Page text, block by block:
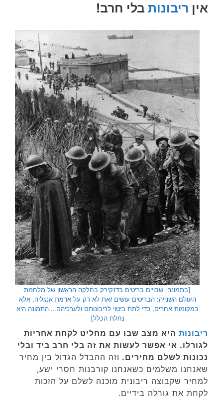
אין ריבונות בלי חרב!
[בתמונה: שבויים בריטים בדנקירק בחלקה הראשון של מלחמת
העולם השנייה: הבריטים עושים זאת לא רק על אדמת אנגליה, אלא
במקומות אחרים, כדי לתת ביטוי לריבונותם ולערכיהם… התמונה היא
נחלת הכלל]
ריבונות היא מצב שבו עם מחליט לקחת אחריות
לגורלו. אי אפשר לעשות את זה בלי חרב ביד ובלי
נכונות לשלם מחירים. וזה ההבדל הגדול בין מחיר
שאנחנו משלמים כשאנחנו קורבנות חסרי ישע,
למחיר שקבוצה ריבונית מוכנה לשלם על הזכות
לקחת את גורלה בידיים.